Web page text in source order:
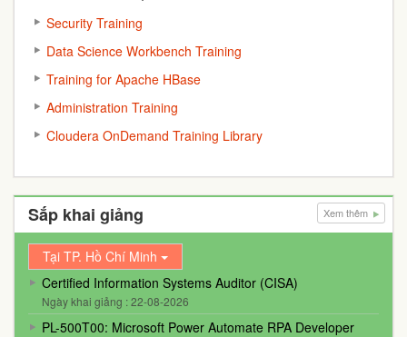
Security Training
Data Science Workbench Training
Training for Apache HBase
Administration Training
Cloudera OnDemand Training Library
Sắp khai giảng Xem thêm
Tại TP. Hồ Chí Minh
Certified Information Systems Auditor (CISA)
Ngày khai giảng : 22-08-2026
PL-500T00: Microsoft Power Automate RPA Developer